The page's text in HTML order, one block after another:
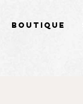
Boutique